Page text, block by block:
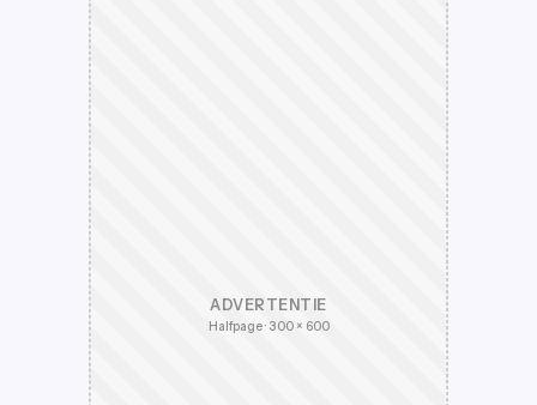
ADVERTENTIE
Halfpage · 300 × 600